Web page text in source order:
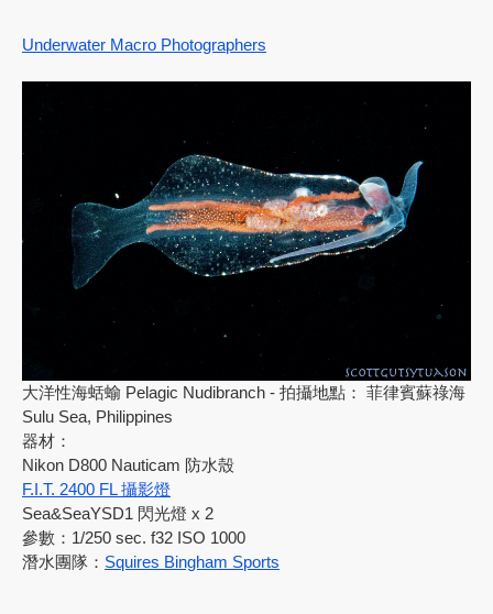
Underwater Macro Photographers
大洋性海蛞蝓 Pelagic Nudibranch - 拍攝地點： 菲律賓蘇祿海
Sulu Sea, Philippines
器材：
Nikon D800 Nauticam 防水殼
F.I.T. 2400 FL 攝影燈
Sea&SeaYSD1 閃光燈 x 2
參數：1/250 sec. f32 ISO 1000
潛水團隊： Squires Bingham Sports